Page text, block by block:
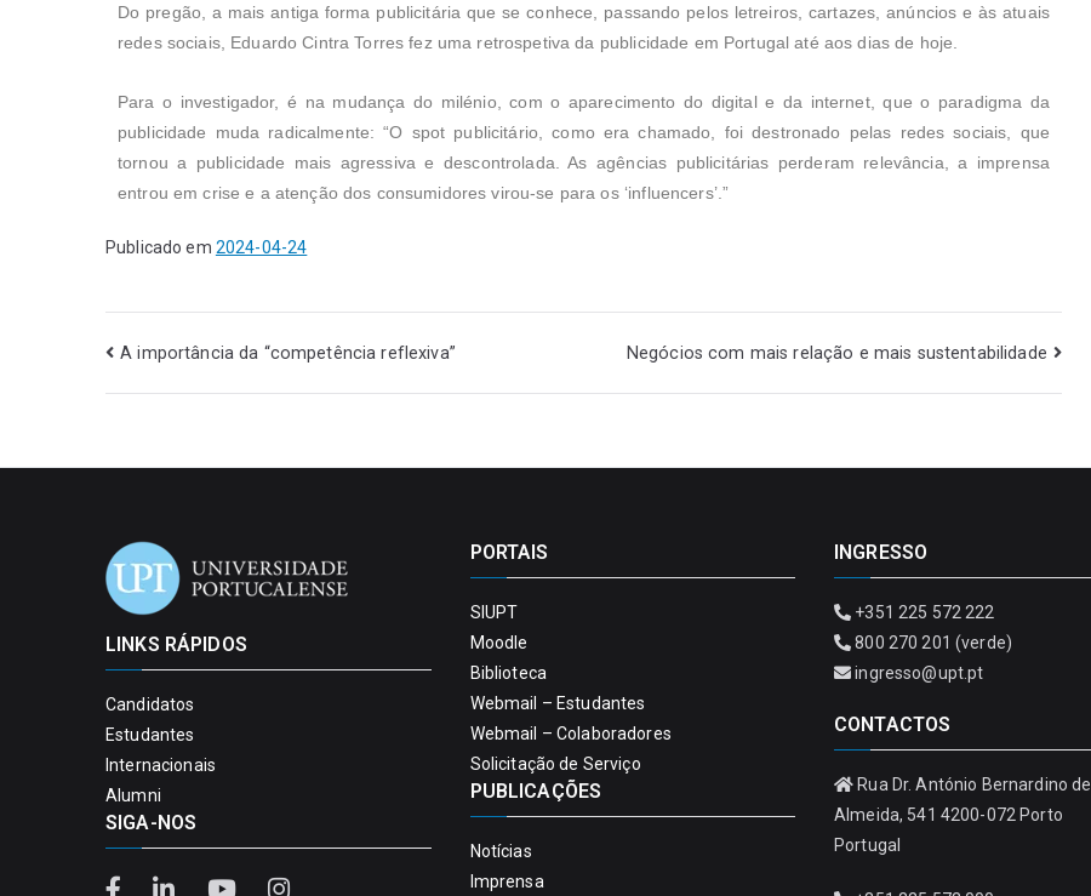
Do pregão, a mais antiga forma publicitária que se conhece, passando pelos letreiros, cartazes, anúncios e às atuais
redes sociais, Eduardo Cintra Torres fez uma retrospetiva da publicidade em Portugal até aos dias de hoje.
Para o investigador, é na mudança do milénio, com o aparecimento do digital e da internet, que o paradigma da
publicidade muda radicalmente: “O spot publicitário, como era chamado, foi destronado pelas redes sociais, que
tornou a publicidade mais agressiva e descontrolada. As agências publicitárias perderam relevância, a imprensa
entrou em crise e a atenção dos consumidores virou-se para os ‘influencers’.”
Publicado em 2024-04-24
A importância da “competência reflexiva” Negócios com mais relação e mais sustentabilidade
LINKS RÁPIDOS
Candidatos
Estudantes
Internacionais
Alumni
SIGA-NOS
PORTAIS
SIUPT
Moodle
Biblioteca
Webmail – Estudantes
Webmail – Colaboradores
Solicitação de Serviço
PUBLICAÇÕES
Notícias
Imprensa
INGRESSO
+351 225 572 222
800 270 201 (verde)
ingresso@upt.pt
CONTACTOS
Rua Dr. António Bernardino de
Almeida, 541 4200-072 Porto
Portugal